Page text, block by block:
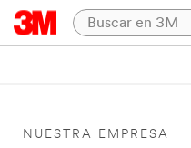
NUESTRA EMPRESA